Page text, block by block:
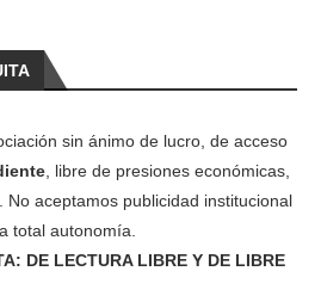
sin ánimo de lucro, de acceso
, libre de presiones económicas,
No aceptamos publicidad institucional
total autonomía.
DE LECTURA LIBRE Y DE LIBRE